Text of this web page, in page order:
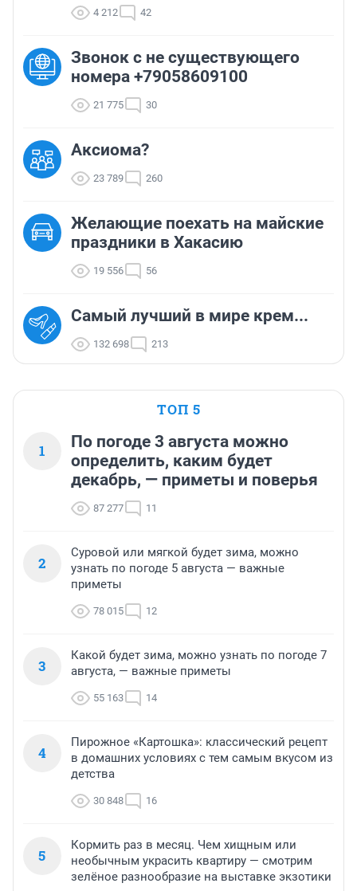
4 212 42
Звонок с не существующего
номера +79058609100
21 775 30
Аксиома?
23 789 260
Желающие поехать на майские
праздники в Хакасию
19 556 56
Самый лучший в мире крем...
132 698 213
ТОП 5
1
По погоде 3 августа можно
определить, каким будет
декабрь, — приметы и поверья
87 277 11
2
Суровой или мягкой будет зима, можно
узнать по погоде 5 августа — важные
приметы
78 015 12
3
Какой будет зима, можно узнать по погоде 7
августа, — важные приметы
55 163 14
4
Пирожное «Картошка»: классический рецепт
в домашних условиях с тем самым вкусом из
детства
30 848 16
5
Кормить раз в месяц. Чем хищным или
необычным украсить квартиру — смотрим
зелёное разнообразие на выставке экзотики